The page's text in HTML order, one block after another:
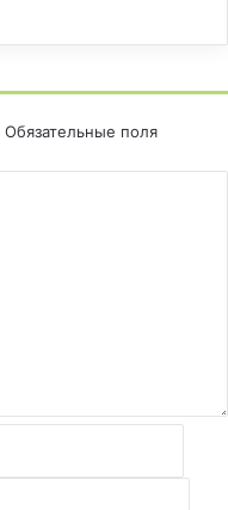
Обязательные поля